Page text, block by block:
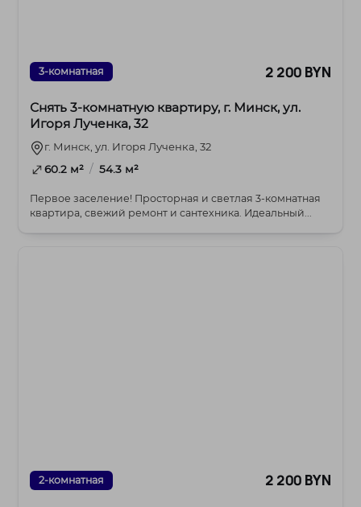
3-комнатная 2 200 BYN
Снять 3-комнатную квартиру, г. Минск, ул.
Игоря Лученка, 32
г. Минск, ул. Игоря Лученка, 32
60.2 м² / 54.3 м²
Первое заселение! Просторная и светлая 3-комнатная
квартира, свежий ремонт и сантехника. Идеальный...
2-комнатная 2 200 BYN